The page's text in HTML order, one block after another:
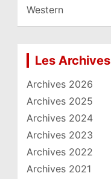
Western
Les Archives
Archives 2026
Archives 2025
Archives 2024
Archives 2023
Archives 2022
Archives 2021